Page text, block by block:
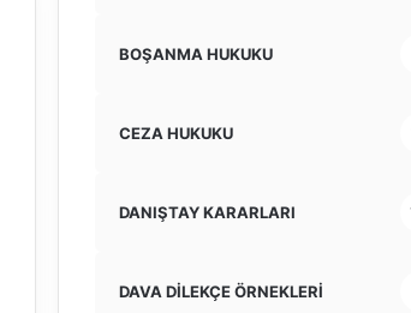
BOŞANMA HUKUKU
CEZA HUKUKU
DANIŞTAY KARARLARI
DAVA DİLEKÇE ÖRNEKLERİ